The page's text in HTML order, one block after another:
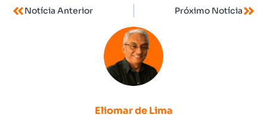
Notícia Anterior Próximo Notícia
Eliomar de Lima